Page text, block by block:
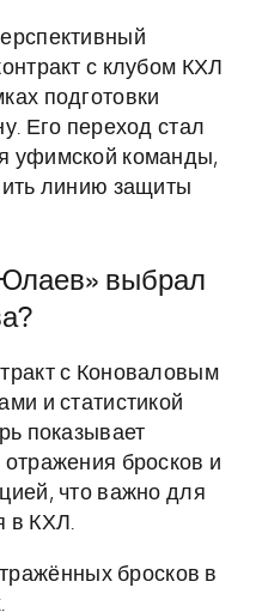
с клубом КХЛ
подготовки
Его переход стал
уфимской команды,
линию защиты
выбрал
с Коноваловым
и статистикой
показывает
бросков и
что важно для
в КХЛ.
бросков в